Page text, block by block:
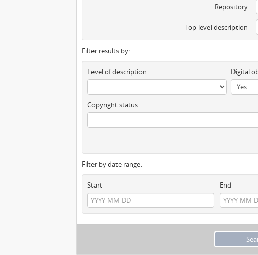
Repository
Top-level description
Filter results by:
Level of description Digital
Copyright status
Filter by date range:
Start
End